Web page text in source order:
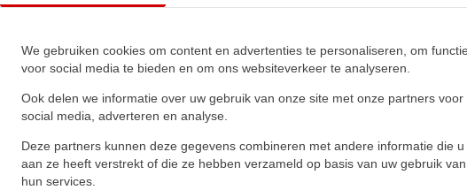
We gebruiken cookies om content en advertenties te personaliseren, om
voor social media te bieden en om ons websiteverkeer te analyseren.
Ook delen we informatie over uw gebruik van onze site met onze partners voor
social media, adverteren en analyse.
Deze partners kunnen deze gegevens combineren met andere informatie die u
aan ze heeft verstrekt of die ze hebben verzameld op basis van uw gebruik van
hun services.
★★★★★
★★★★★